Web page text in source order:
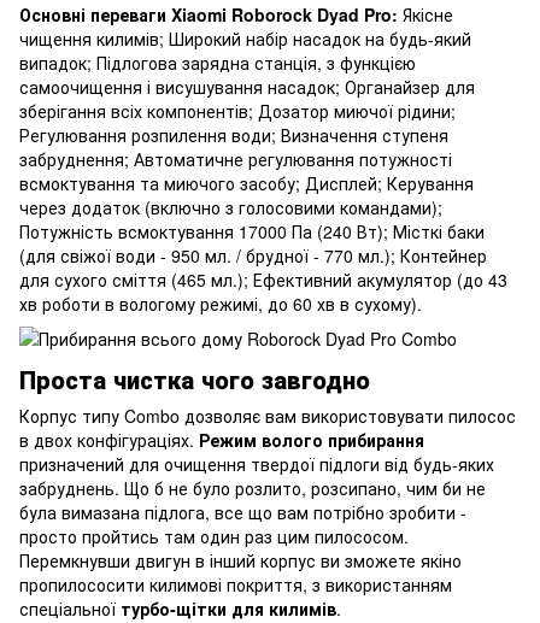
Основні переваги Xiaomi Roborock Dyad Pro: Якісне
чищення килимів; Широкий набір насадок на будь-який
випадок; Підлогова зарядна станція, з функцією
самоочищення і висушування насадок; Органайзер для
зберігання всіх компонентів; Дозатор миючої рідини;
Регулювання розпилення води; Визначення ступеня
забруднення; Автоматичне регулювання потужності
всмоктування та миючого засобу; Дисплей; Керування
через додаток (включно з голосовими командами);
Потужність всмоктування 17000 Па (240 Вт); Місткі баки
(для свіжої води - 950 мл. / брудної - 770 мл.); Контейнер
для сухого сміття (465 мл.); Ефективний акумулятор (до 43
хв роботи в вологому режимі, до 60 хв в сухому).
Проста чистка чого завгодно
Корпус типу Combo дозволяє вам використовувати пилосос
в двох конфігураціях. Режим волого прибирання
призначений для очищення твердої підлоги від будь-яких
забруднень. Що б не було розлито, розсипано, чим би не
була вимазана підлога, все що вам потрібно зробити -
просто пройтись там один раз цим пилососом.
Перемкнувши двигун в інший корпус ви зможете якіно
пропилососити килимові покриття, з використанням
спеціальної турбо-щітки для килимів.